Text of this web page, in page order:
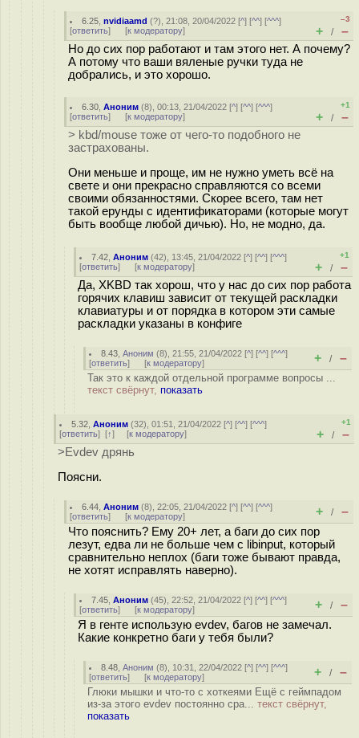
6.25 ,nvidiaamd (?), 21:08, 20/04/2022 [^] [^^] [^^^]
[ответить] [к модератору]
–3
+ / –
Но до сих пор работают и там этого нет. А почему?
А потому что ваши вяленые ручки туда не
добрались, и это хорошо.
6.30 ,Аноним (8), 00:13, 21/04/2022 [^] [^^] [^^^]
[ответить] [к модератору]
+1
+ / –
> kbd/mouse тоже от чего-то подобного не
застрахованы.
Они меньше и проще, им не нужно уметь всё на
свете и они прекрасно справляются со всеми
своими обязанностями. Скорее всего, там нет
такой ерунды с идентификаторами (которые могут
быть вообще любой дичью). Но, не модно, да.
7.42 ,Аноним (42), 13:45, 21/04/2022 [^] [^^] [^^^]
[ответить] [к модератору]
+1
+ / –
Да, XKBD так хорош, что у нас до сих пор работа
горячих клавиш зависит от текущей раскладки
клавиатуры и от порядка в котором эти самые
раскладки указаны в конфиге
8.43 ,Аноним (8), 21:55, 21/04/2022 [^] [^^] [^^^]
[ответить] [к модератору] + / –
Так это к каждой отдельной программе вопросы ...
текст свёрнут, показать
5.32 ,Аноним (32), 01:51, 21/04/2022 [^] [^^] [^^^]
[ответить] [↑] [к модератору]
+1
+ / –
>Evdev дрянь
Поясни.
6.44 ,Аноним (8), 22:05, 21/04/2022 [^] [^^] [^^^]
[ответить] [к модератору] + / –
Что пояснить? Ему 20+ лет, а баги до сих пор
лезут, едва ли не больше чем с libinput, который
сравнительно неплох (баги тоже бывают правда,
не хотят исправлять наверно).
7.45 ,Аноним (45), 22:52, 21/04/2022 [^] [^^] [^^^]
[ответить] [к модератору] + / –
Я в генте использую evdev, багов не замечал.
Какие конкретно баги у тебя были?
8.48 ,Аноним (8), 10:31, 22/04/2022 [^] [^^] [^^^]
[ответить] [к модератору] + / –
Глюки мышки и что-то с хоткеями Ещё с геймпадом
из-за этого evdev постоянно сра... текст свёрнут,
показать